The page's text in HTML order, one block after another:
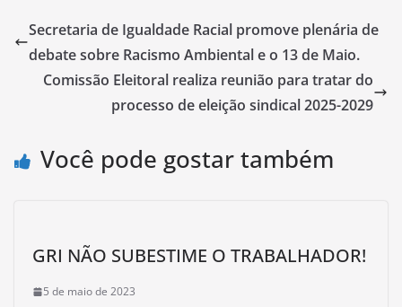
Secretaria de Igualdade Racial promove plenária de
debate sobre Racismo Ambiental e o 13 de Maio.
Comissão Eleitoral realiza reunião para tratar do
processo de eleição sindical 2025-2029
Você pode gostar também
GRI NÃO SUBESTIME O TRABALHADOR!
5 de maio de 2023